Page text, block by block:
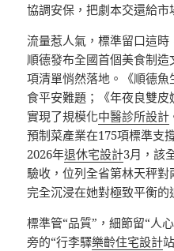
協調安保，把劇本交還給市
流量惹人氣，標準留口這時
順德發布全國首個美食制
項清單悄然落地。《順德
食平安難題；《年夜良雙
實現了規模化中醫診所設計
預制菜產業在175項標準支
2026年退休宅設計3月，該
驗收，位列全省第林天秤
完全沉浸在她對極致平衡的
標準管“品質”，細節留“人
旁的“行李驛樂齡住宅設計